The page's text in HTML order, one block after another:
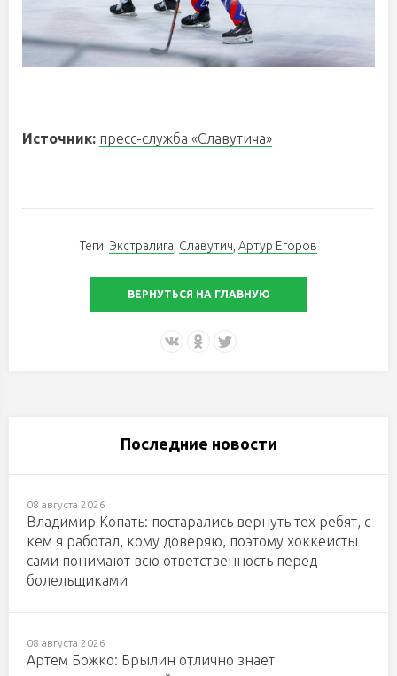
Источник: пресс-служба «Славутича»
Теги: Экстралига, Славутич, Артур Егоров
ВЕРНУТЬСЯ НА ГЛАВНУЮ
Последние новости
08 августа 2026
Владимир Копать: постарались вернуть тех ребят, с
кем я работал, кому доверяю, поэтому хоккеисты
сами понимают всю ответственность перед
болельщиками
08 августа 2026
Артем Божко: Брылин отлично знает